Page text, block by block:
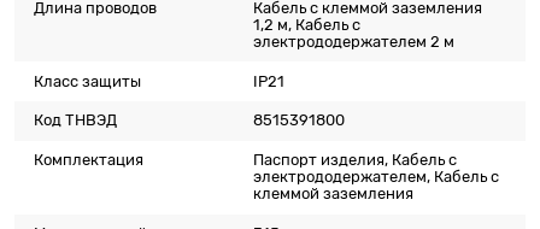
Длина проводов
Кабель с клеммой заземления
1,2 м, Кабель с
электрододержателем 2 м
Класс защиты IP21
Код ТНВЭД 8515391800
Комплектация
Паспорт изделия, Кабель с
электрододержателем, Кабель с
клеммой заземления